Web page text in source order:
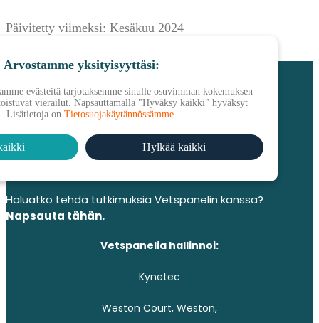
Päivitetty viimeksi: Kesäkuu 2024
Hyödyllisiä linkkejä:
Ota yhteyttä
Usein kysyttyjä kysymyksiä
Vetspanelin käyttöehdot
Haluatko tehdä tutkimuksia Vetspanelin kanssa?
Napsauta tähän.
Vetspanelia hallinnoi:
Kynetec
Weston Court, Weston,
Arvostamme yksityisyyttäsi:
evästeitä tarjotaksemme sinulle osuvimman kokemuksen
vierailut. Napsauttamalla "Hyväksy kaikki" hyväksyt
Lisätietoja on Tietosuojakäytännössämme
Hylkää kaikki